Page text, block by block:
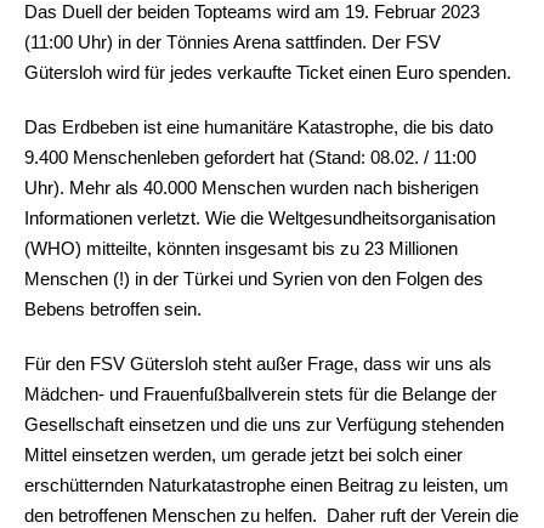
Das Duell der beiden Topteams wird am 19. Februar 2023
(11:00 Uhr) in der Tönnies Arena sattfinden. Der FSV
Gütersloh wird für jedes verkaufte Ticket einen Euro spenden.
Das Erdbeben ist eine humanitäre Katastrophe, die bis dato
9.400 Menschenleben gefordert hat (Stand: 08.02. / 11:00
Uhr). Mehr als 40.000 Menschen wurden nach bisherigen
Informationen verletzt. Wie die Weltgesundheitsorganisation
(WHO) mitteilte, könnten insgesamt bis zu 23 Millionen
Menschen (!) in der Türkei und Syrien von den Folgen des
Bebens betroffen sein.
Für den FSV Gütersloh steht außer Frage, dass wir uns als
Mädchen- und Frauenfußballverein stets für die Belange der
Gesellschaft einsetzen und die uns zur Verfügung stehenden
Mittel einsetzen werden, um gerade jetzt bei solch einer
erschütternden Naturkatastrophe einen Beitrag zu leisten, um
den betroffenen Menschen zu helfen. Daher ruft der Verein die